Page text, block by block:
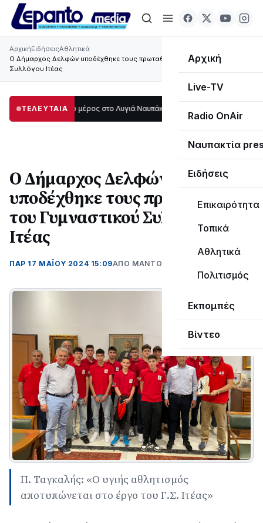
Αρχική
Live-TV
Radio OnAir
Ναυπακτία
Ειδήσεις
Επικαιρότητα
Τοπικά
Αθλητικά
Πολιτισμός
Εκπομπές
Βίντεο
ΑρχικήΕιδήσειςΑθλητικά
Ο Δήμαρχος Δελφών υποδέχθηκε τους πρωταθλητές του Γυμναστικού
Συλλόγου Ιτέας
ΤΕΛΕΥΤΑΙΑ
μεγάλο μέρος στο Λυγιά Ναυπάκτου12:08
Ο Δήμαρχος Δελφών
υποδέχθηκε τους πρωταθλητές
του Γυμναστικού Συλλόγου
Ιτέας
ΠΑΡ 17 ΜΑΪΟΥ 2024 15:09ΑΠΌ ΜΑΝΤΩ ΚΑΠΕΝΤΖΩΝΗ
Π. Ταγκαλής: «Ο υγιής αθλητισμός
αποτυπώνεται στο έργο του Γ.Σ. Ιτέας»